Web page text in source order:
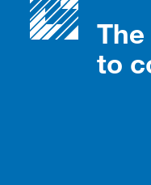
to